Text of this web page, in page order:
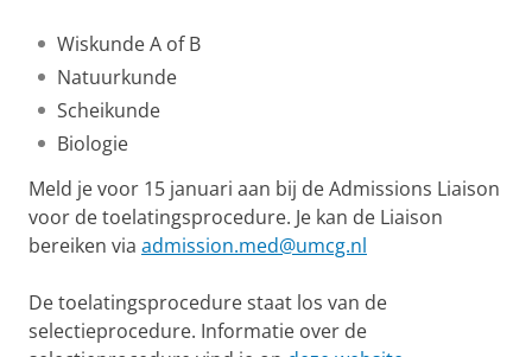
Wiskunde A of B
Natuurkunde
Scheikunde
Biologie
Meld je voor 15 januari aan bij de Admissions Liaison
voor de toelatingsprocedure. Je kan de Liaison
bereiken via admission.med@umcg.nl
De toelatingsprocedure staat los van de
selectieprocedure. Informatie over de